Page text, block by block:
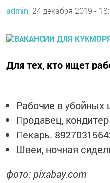
admin, 24 декабря 2019 -
Для тех, кто ищет
Рабочие в убойных
Продавец,
Пекарь.
Швеи, ночная
фото: pixabay.com